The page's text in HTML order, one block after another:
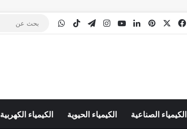
فيسبوك بينتيريست
لينكدإن‫YouTube
انستقرام
تيلقرام ‫TikTokواتساب
الكيمياء الصناعية الكيمياء الحيوية الكيمياء الكهربية